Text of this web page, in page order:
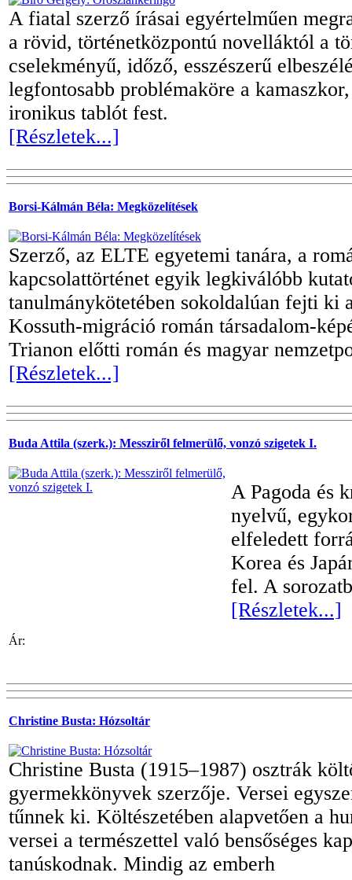
A fiatal szerző írásai egyértelműen
a rövid, történetközpontú novelláktól a
cselekményű, időző, esszészerű
legfontosabb problémaköre a
ironikus tablót fest.
[Részletek...]
Borsi-Kálmán Béla: Megközelítések
Szerző, az ELTE egyetemi tanára, a
kapcsolattörténet egyik legkiválóbb
tanulmánykötetében sokoldalúan fejti ki
Kossuth-migráció román társadalom-
Trianon előtti román és magyar
[Részletek...]
Buda Attila (szerk.): Messziről felmerülő, vonzó szigetek I.
A Pagoda és
nyelvű,
elfeledett
Korea és
fel. A
[Részletek...]
Ár:
Christine Busta: Hózsoltár
Christine Busta (1915–1987) osztrák
gyermekkönyvek szerzője. Versei
tűnnek ki. Költészetében alapvetően a
versei a természettel való bensőséges
tanúskodnak. Mindig az emberh